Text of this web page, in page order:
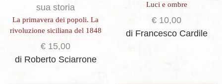
sua storia
La primavera dei popoli. La
rivoluzione siciliana del 1848
€ 15,00
di Roberto Sciarrone
Luci e ombre
€ 10,00
di Francesco Cardile